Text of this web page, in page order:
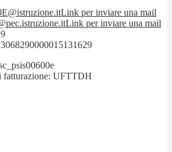
Link per inviare una mail
Link per inviare una mail
fatturazione: UFTTDH